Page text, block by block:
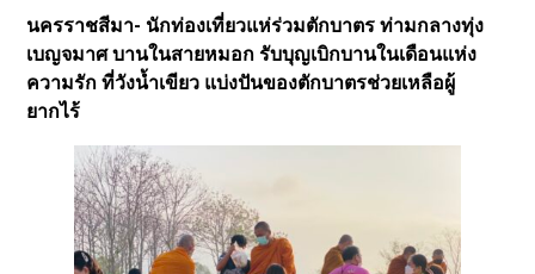
นครราชสีมา- นักท่องเที่ยวแห่ร่วมตักบาตร ท่ามกลางทุ่ง
เบญจมาศ บานในสายหมอก รับบุญเบิกบานในเดือนแห่ง
ความรัก ที่วังน้ำเขียว แบ่งปันของตักบาตรช่วยเหลือผู้
ยากไร้